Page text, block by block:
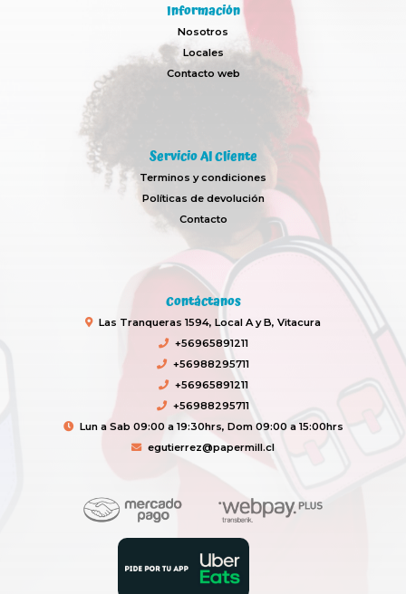
Información
Nosotros
Locales
Contacto web
Servicio Al Cliente
Terminos y condiciones
Políticas de devolución
Contacto
Contáctanos
Las Tranqueras 1594, Local A y B, Vitacura
+56965891211
+56988295711
+56965891211
+56988295711
Lun a Sab 09:00 a 19:30hrs, Dom 09:00 a 15:00hrs
egutierrez@papermill.cl